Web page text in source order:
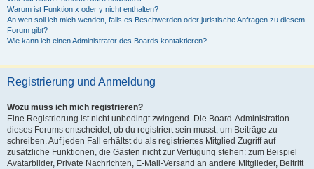
Warum ist Funktion x oder y nicht enthalten?
An wen soll ich mich wenden, falls es Beschwerden oder juristische Anfragen zu diesem
Forum gibt?
Wie kann ich einen Administrator des Boards kontaktieren?
Registrierung und Anmeldung
Wozu muss ich mich registrieren?
Eine Registrierung ist nicht unbedingt zwingend. Die Board-Administration
dieses Forums entscheidet, ob du registriert sein musst, um Beiträge zu
schreiben. Auf jeden Fall erhältst du als registriertes Mitglied Zugriff auf
zusätzliche Funktionen, die Gästen nicht zur Verfügung stehen: zum Beispiel
Avatarbilder, Private Nachrichten, E-Mail-Versand an andere Mitglieder, Beitritt